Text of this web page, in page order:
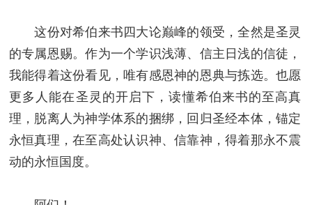
这份对希伯来书四大论巅峰的领受，全然是圣灵
的专属恩赐。作为一个学识浅薄、信主日浅的信徒，
我能得着这份看见，唯有感恩神的恩典与拣选。也愿
更多人能在圣灵的开启下，读懂希伯来书的至高真
理，脱离人为神学体系的捆绑，回归圣经本体，锚定
永恒真理，在至高处认识神、信靠神，得着那永不震
动的永恒国度。